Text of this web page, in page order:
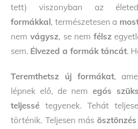
tett) viszonyban az
formákkal, természetesen a
nemvágysz, se nem félsz
sem. Élvezed a formák táncát.
Teremthetsz új formákat,
lépnek elő, de nem egós
teljessé tegyenek. Tehát
történik. Teljesen más ösztönzés